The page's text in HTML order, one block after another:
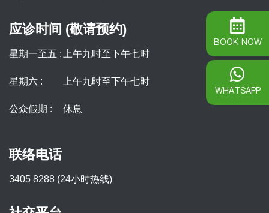
应诊时间 (敬请预约)
星期一至五 : 上午九时至下午七时
星期六 : 上午九时至下午七时
公众假期 : 休息
联络电话
3405 8288 (24小时热线)
BOOK NOW
WHATSAPP